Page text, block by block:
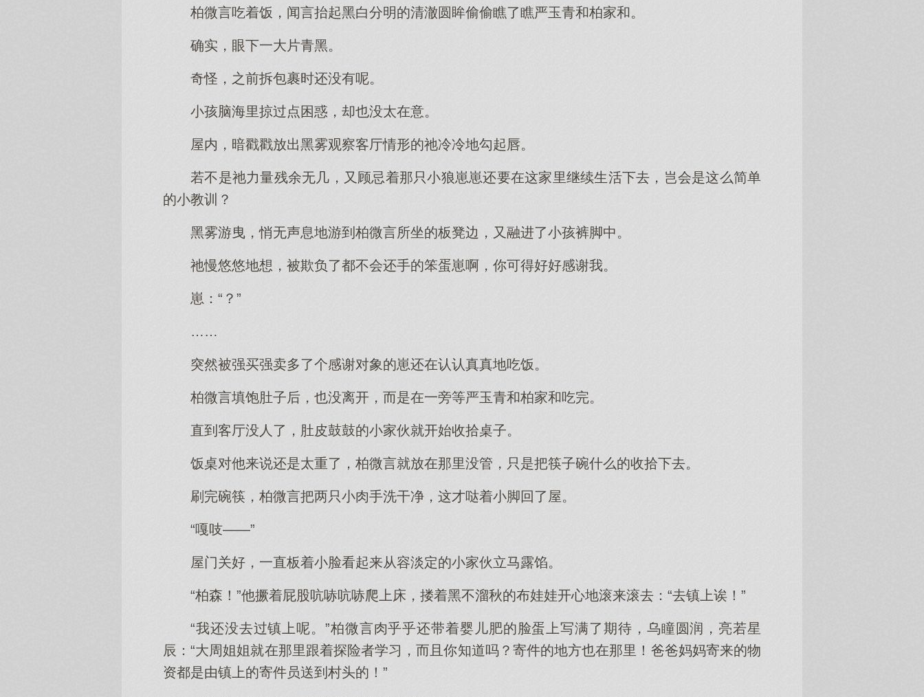
柏微言吃着饭，闻言抬起黑白分明的清澈圆眸偷偷瞧了瞧严玉青和柏家和。
确实，眼下一大片青黑。
奇怪，之前拆包裹时还没有呢。
小孩脑海里掠过点困惑，却也没太在意。
屋内，暗戳戳放出黑雾观察客厅情形的祂冷冷地勾起唇。
若不是祂力量残余无几，又顾忌着那只小狼崽崽还要在这家里继续生活下去，岂会是这么简单
的小教训？
黑雾游曳，悄无声息地游到柏微言所坐的板凳边，又融进了小孩裤脚中。
祂慢悠悠地想，被欺负了都不会还手的笨蛋崽啊，你可得好好感谢我。
崽：“？”
……
突然被强买强卖多了个感谢对象的崽还在认认真真地吃饭。
柏微言填饱肚子后，也没离开，而是在一旁等严玉青和柏家和吃完。
直到客厅没人了，肚皮鼓鼓的小家伙就开始收拾桌子。
饭桌对他来说还是太重了，柏微言就放在那里没管，只是把筷子碗什么的收拾下去。
刷完碗筷，柏微言把两只小肉手洗干净，这才哒着小脚回了屋。
“嘎吱——”
屋门关好，一直板着小脸看起来从容淡定的小家伙立马露馅。
“柏森！”他撅着屁股吭哧吭哧爬上床，搂着黑不溜秋的布娃娃开心地滚来滚去：“去镇上诶！”
“我还没去过镇上呢。”柏微言肉乎乎还带着婴儿肥的脸蛋上写满了期待，乌瞳圆润，亮若星
辰：“大周姐姐就在那里跟着探险者学习，而且你知道吗？寄件的地方也在那里！爸爸妈妈寄来的物
资都是由镇上的寄件员送到村头的！”